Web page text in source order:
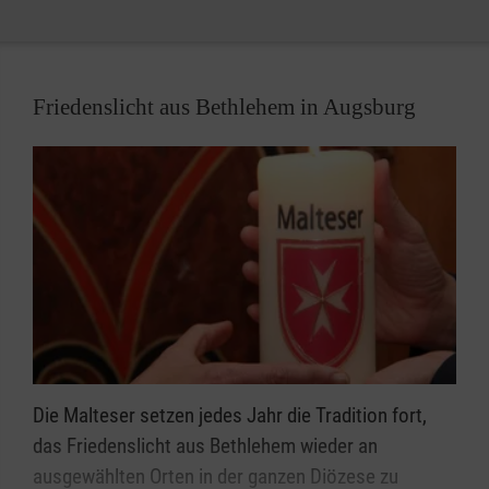
Beratung zu Leistungen der Kranken- und
Hilfestellung bei Anträgen, Unterstützung bei
Behördenanträgen
persönliche Beratung zur Bewältigung der
Pflege- und Betreuungssituation und zum
Umgang mit dem demenzerkrankten
Vermittlung von Hilfen und Leistungen lokal
tätiger Anbieter
Bei Bedarf führen wir auch Hausbesuche durch
Wir unterliegen der Schweigepflicht
Die Beratung ist kostenlos!
Friedenslicht aus Bethlehem in Augsburg
Die Malteser setzen jedes Jahr die Tradition fort,
das Friedenslicht aus Bethlehem wieder an
ausgewählten Orten in der ganzen Diözese zu